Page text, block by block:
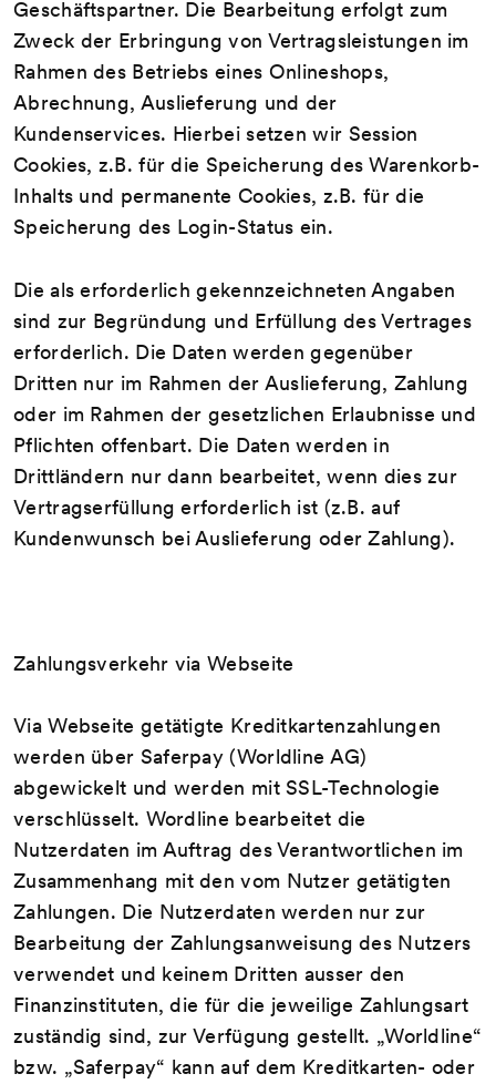
Geschäftspartner. Die Bearbeitung erfolgt zum
Zweck der Erbringung von Vertragsleistungen im
Rahmen des Betriebs eines Onlineshops,
Abrechnung, Auslieferung und der
Kundenservices. Hierbei setzen wir Session
Cookies, z.B. für die Speicherung des Warenkorb-
Inhalts und permanente Cookies, z.B. für die
Speicherung des Login-Status ein.
Die als erforderlich gekennzeichneten Angaben
sind zur Begründung und Erfüllung des Vertrages
erforderlich. Die Daten werden gegenüber
Dritten nur im Rahmen der Auslieferung, Zahlung
oder im Rahmen der gesetzlichen Erlaubnisse und
Pflichten offenbart. Die Daten werden in
Drittländern nur dann bearbeitet, wenn dies zur
Vertragserfüllung erforderlich ist (z.B. auf
Kundenwunsch bei Auslieferung oder Zahlung).
Zahlungsverkehr via Webseite
Via Webseite getätigte Kreditkartenzahlungen
werden über Saferpay (Worldline AG)
abgewickelt und werden mit SSL-Technologie
verschlüsselt. Wordline bearbeitet die
Nutzerdaten im Auftrag des Verantwortlichen im
Zusammenhang mit den vom Nutzer getätigten
Zahlungen. Die Nutzerdaten werden nur zur
Bearbeitung der Zahlungsanweisung des Nutzers
verwendet und keinem Dritten ausser den
Finanzinstituten, die für die jeweilige Zahlungsart
zuständig sind, zur Verfügung gestellt. „Worldline“
bzw. „Saferpay“ kann auf dem Kreditkarten- oder